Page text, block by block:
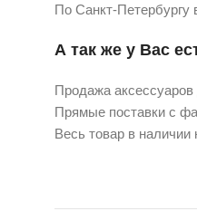
По Санкт-Петербургу
А так же у Вас
Продажа
Прямые поставки с
Весь товар в наличии